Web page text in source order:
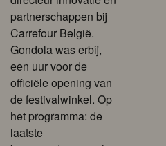
partnerschappen bij
Carrefour België.
Gondola was erbij,
een uur voor de
officiële opening van
de festivalwinkel. Op
het programma: de
laatste